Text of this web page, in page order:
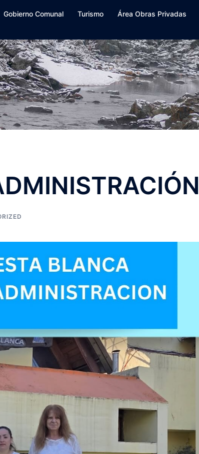
Gobierno Comunal Turismo Área Obras Privadas